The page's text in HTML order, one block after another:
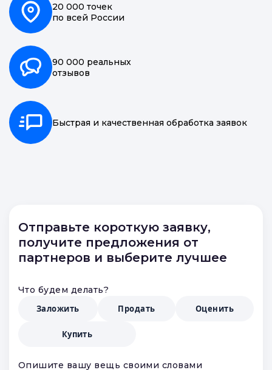
20 000 точек
по всей России
90 000 реальных
отзывов
Быстрая и качественная обработка заявок
Отправьте короткую заявку,
получите предложения от
партнеров и выберите лучшее
Что будем делать?
Заложить
Продать Оценить
Купить
Опишите вашу вещь своими словами